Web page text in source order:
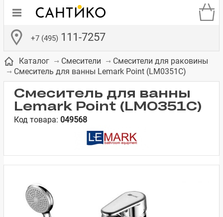
+7 (495) 111-7257
Бачки для
Сиденья для
унитазов
Смесители для
Зеркало-шкаф
Полки в ванную
комнату
ванную комнату
Каталог Смесители
Смесители для раковины
Смеситель для ванны Lemark Point (LM0351C)
Смеситель для ванны
Lemark Point (LM0351C)
Код товара: 049568